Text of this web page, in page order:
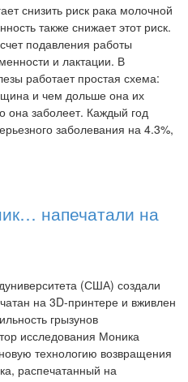
снизить риск рака молочной
также снижает этот риск.
подавления работы
и лактации. В
работает простая схема:
и чем дольше она их
она заболеет. Каждый год
заболевания на 4.3%,
напечатали на
(США) создали
на 3D-принтере и вживлен
грызунов
исследования Моника
технологию возвращения
распечатанный на